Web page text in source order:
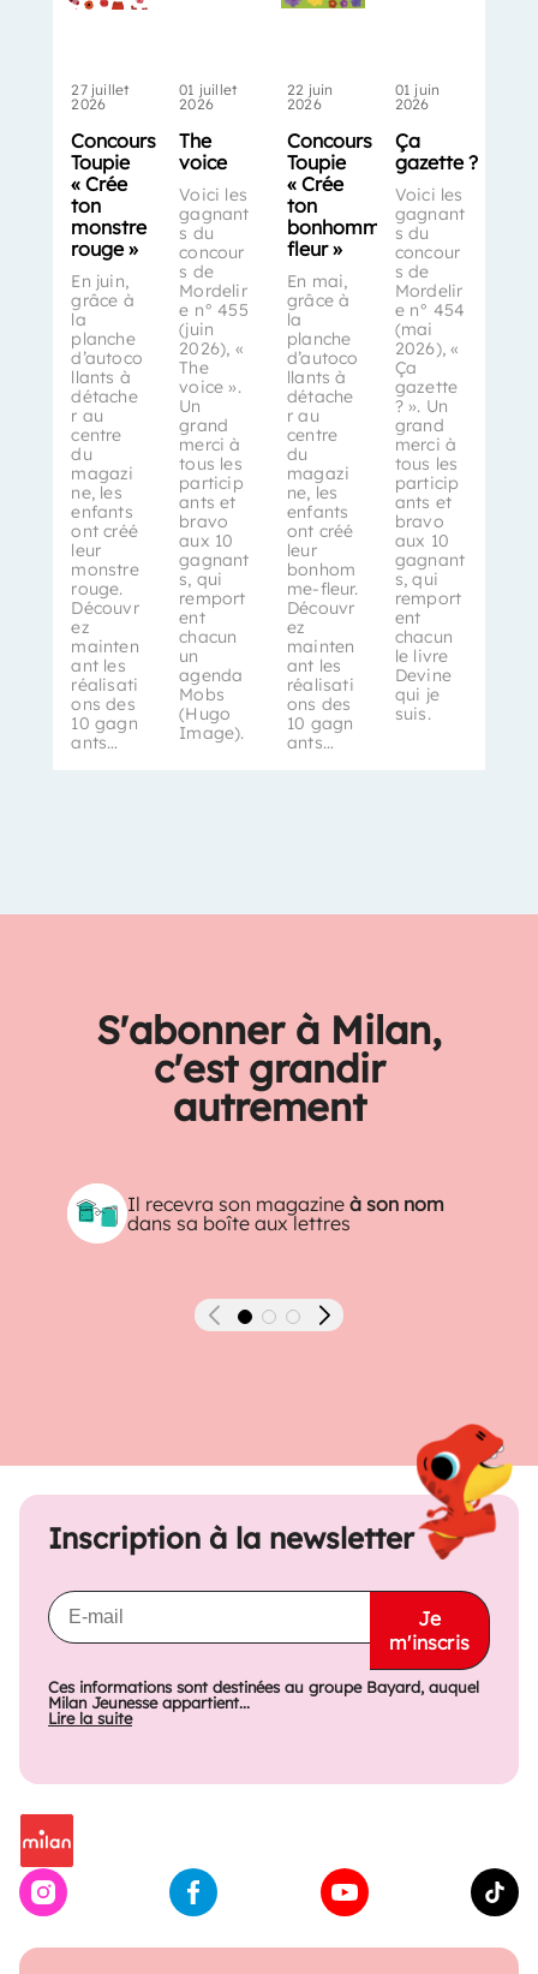
27 juillet
2026
Concours
Toupie
« Crée
ton
monstre
rouge »
En juin,
grâce à
la
planche
d’autoco
llants à
détache
r au
centre
du
magazi
ne, les
enfants
ont créé
leur
monstre
rouge.
Découvr
ez
mainten
ant les
réalisati
ons des
10 gagn
ants…
01 juillet
2026
The
voice
Voici les
gagnant
s du
concour
s de
Mordelir
e n° 455
(juin
2026), «
The
voice ».
Un
grand
merci à
tous les
particip
ants et
bravo
aux 10
gagnant
s, qui
remport
ent
chacun
un
agenda
Mobs
(Hugo
Image).
22 juin
2026
Concours
Toupie
« Crée
ton
bonhomme-
fleur »
En mai,
grâce à
la
planche
d’autoco
llants à
détache
r au
centre
du
magazi
ne, les
enfants
ont créé
leur
bonhom
me-fleur.
Découvr
ez
mainten
ant les
réalisati
ons des
10 gagn
ants…
01 juin
2026
Ça
gazette ?
Voici les
gagnant
s du
concour
s de
Mordelir
e n° 454
(mai
2026), «
Ça
gazette
? ». Un
grand
merci à
tous les
particip
ants et
bravo
aux 10
gagnant
s, qui
remport
ent
chacun
le livre
Devine
qui je
suis.
S'abonner à Milan,
c'est grandir
autrement
Il recevra son magazineà son nom
dans sa boîte aux lettres
Précédent Suivant
Inscription à la newsletter
Je
m'inscris
Ces informations sont destinées au groupe Bayard, auquel
Milan Jeunesse appartient...
Lire la suite